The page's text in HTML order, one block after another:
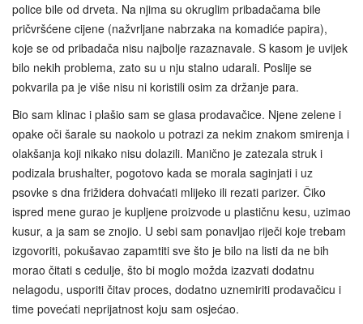
police bile od drveta. Na njima su okruglim pribadačama bile
pričvršćene cijene (nažvrljane nabrzaka na komadiće papira),
koje se od pribadača nisu najbolje razaznavale. S kasom je uvijek
bilo nekih problema, zato su u nju stalno udarali. Poslije se
pokvarila pa je više nisu ni koristili osim za držanje para.
Bio sam klinac i plašio sam se glasa prodavačice. Njene zelene i
opake oči šarale su naokolo u potrazi za nekim znakom smirenja i
olakšanja koji nikako nisu dolazili. Manično je zatezala struk i
podizala brushalter, pogotovo kada se morala saginjati i uz
psovke s dna frižidera dohvaćati mlijeko ili rezati parizer. Čiko
ispred mene gurao je kupljene proizvode u plastičnu kesu, uzimao
kusur, a ja sam se znojio. U sebi sam ponavljao riječi koje trebam
izgovoriti, pokušavao zapamtiti sve što je bilo na listi da ne bih
morao čitati s cedulje, što bi moglo možda izazvati dodatnu
nelagodu, usporiti čitav proces, dodatno uznemiriti prodavačicu i
time povećati neprijatnost koju sam osjećao.